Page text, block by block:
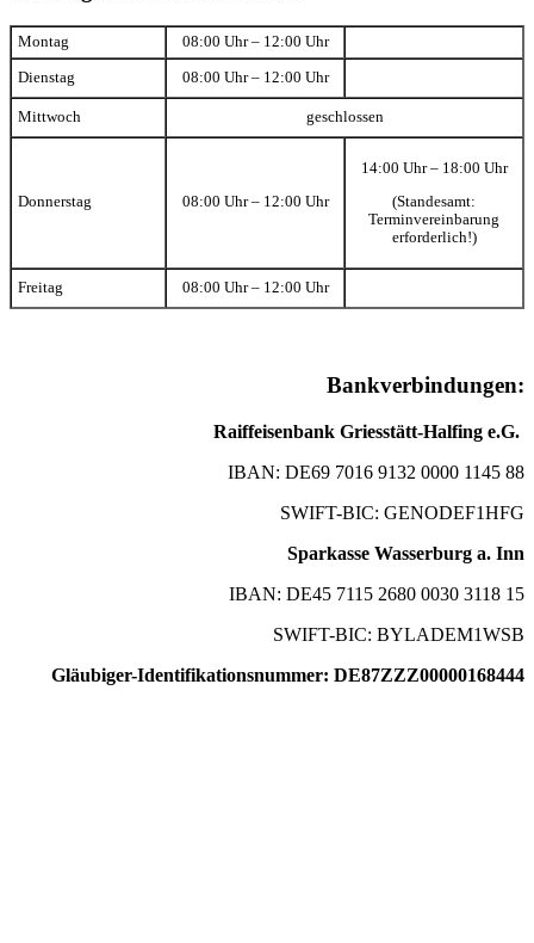
Montag 08:00 Uhr – 12:00 Uhr
Dienstag 08:00 Uhr – 12:00 Uhr
Mittwoch geschlossen
Donnerstag 08:00 Uhr – 12:00 Uhr
14:00 Uhr – 18:00 Uhr
(Standesamt:
Terminvereinbarung
erforderlich!)
Freitag 08:00 Uhr – 12:00 Uhr
Bankverbindungen:
Raiffeisenbank Griesstätt-Halfing e.G.
IBAN: DE69 7016 9132 0000 1145 88
SWIFT-BIC: GENODEF1HFG
Sparkasse Wasserburg a. Inn
IBAN: DE45 7115 2680 0030 3118 15
SWIFT-BIC: BYLADEM1WSB
Gläubiger-Identifikationsnummer: DE87ZZZ00000168444